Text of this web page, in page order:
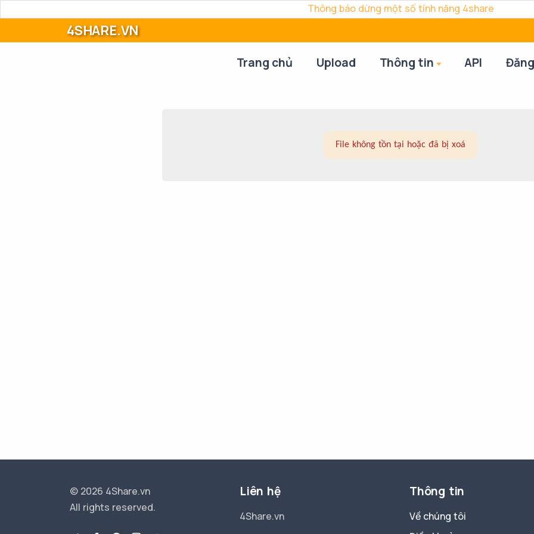
Thông báo dừng một số tính năng 4share
4SHARE.VN
Trang chủ Upload Thông tin API
File không tồn tại hoặc đã bị xoá
© 2026 4Share.vn
All rights reserved.
Liên hệ
4Share.vn
Thông tin
Về chúng tôi